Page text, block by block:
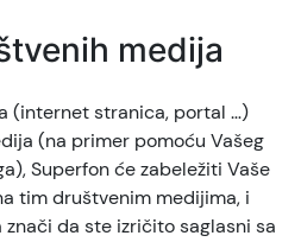
medija
(internet stranica, portal …)
(na primer pomoću Vašeg
Superfon će zabeležiti Vaše
tim društvenim medijima, i
da ste izričito saglasni sa